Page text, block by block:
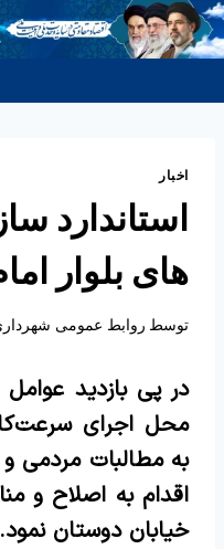
اخبار
استاندارد
های بلوار
توسط روابط عمومی
در پی بازدید
محل اجرای
به مطالبات مردمی و
اقدام به اصلاح و
خیابان دوستان نمود.